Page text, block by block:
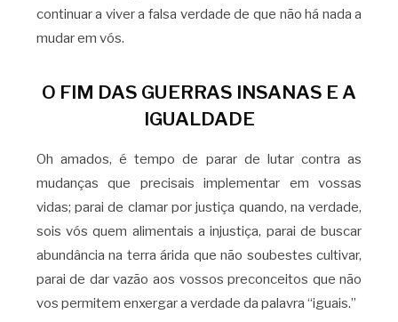
continuar a viver a falsa verdade de que não há nada a
mudar em vós.
O FIM DAS GUERRAS INSANAS E A
IGUALDADE
Oh amados, é tempo de parar de lutar contra as
mudanças que precisais implementar em vossas
vidas; parai de clamar por justiça quando, na verdade,
sois vós quem alimentais a injustiça, parai de buscar
abundância na terra árida que não soubestes cultivar,
parai de dar vazão aos vossos preconceitos que não
vos permitem enxergar a verdade da palavra “iguais.”